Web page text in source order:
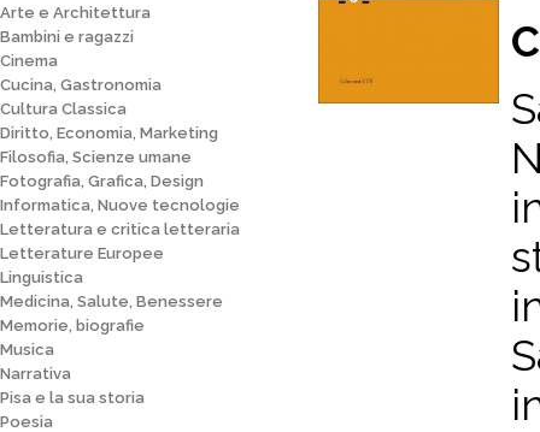
Arte e Architettura
Bambini e ragazzi
Cinema
Cucina, Gastronomia
Cultura Classica
Diritto, Economia, Marketing
Filosofia, Scienze umane
Fotografia, Grafica, Design
Informatica, Nuove tecnologie
Letteratura e critica letteraria
Letterature Europee
Linguistica
Medicina, Salute, Benessere
Memorie, biografie
Musica
Narrativa
Pisa e la sua storia
Poesia